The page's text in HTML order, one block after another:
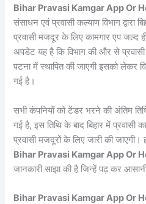
Bihar Pravasi Kamgar App Or
संसाधन एवं प्रवासी कल्याण विभाग द्वारा
प्रवासी मजदूर के लिए कामगार एप जल्द
अपडेट यह है कि विभाग की और से
पटना में स्थापित की जाएगी इसको लेकर
गई है।
सभी कंपनियों को टेंडर भरने की अंतिम
गई है, इस तिथि के बाद बिहार में प्रवासी
प्रवासी मजदूरों के लिए जारी की
Bihar Pravasi Kamgar App Or
जानकारी साझा की है जिन्हें पढ़ कर
Bihar Pravasi Kamgar App Or